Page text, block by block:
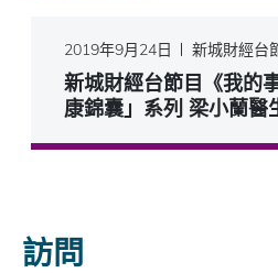
2019年9月24日 新城財經台
新城財經台節目《我
康錦囊」系列 梁小蘭
訪問